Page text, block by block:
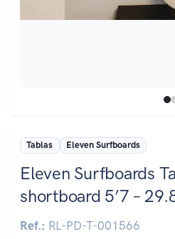
Tablas Eleven Surfboards
Eleven Surfboards
shortboard 5’7 –
Ref.: RL-PD-T-001566